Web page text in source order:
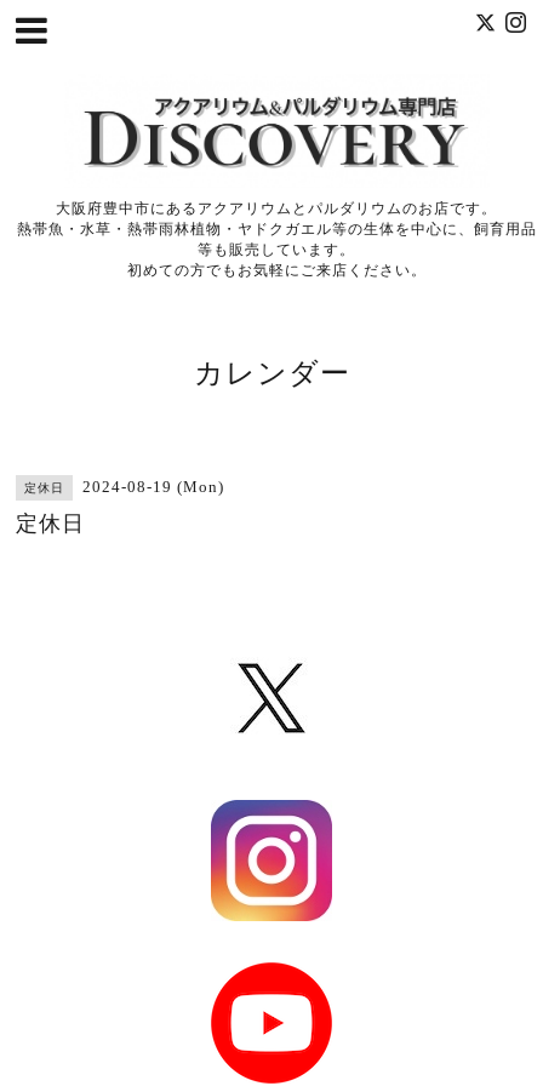
大阪府豊中市にあるアクアリウムとパルダリウムのお店です。
熱帯魚・水草・熱帯雨林植物・ヤドクガエル等の生体を中心に、飼育用品
等も販売しています。
初めての方でもお気軽にご来店ください。
カレンダー
定休日 2024-08-19 (Mon)
定休日